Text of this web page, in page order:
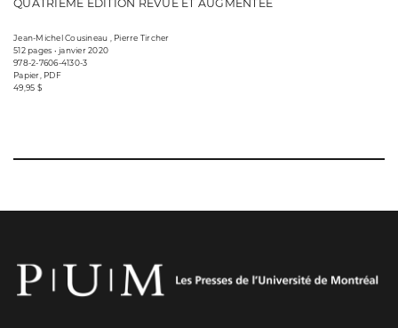
QUATRIÈME ÉDITION REVUE ET AUGMENTÉE
Jean-Michel Cousineau , Pierre Tircher
512 pages • janvier 2020
978-2-7606-4130-3
Papier, PDF
49,95 $